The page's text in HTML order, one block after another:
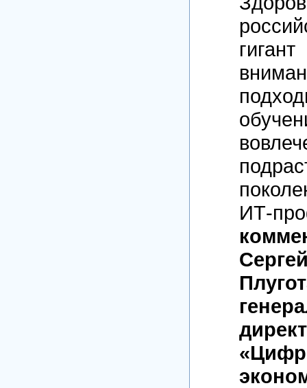
ИТ-